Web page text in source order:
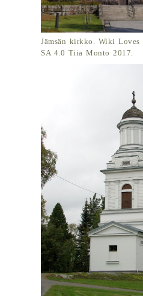
Jämsän kirkko. Wiki Loves
SA 4.0 Tiia Monto 2017.